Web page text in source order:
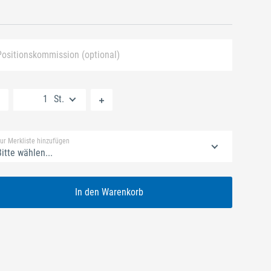
(optional)
St.
Merkliste hinzufügen
wählen...
In den Warenkorb